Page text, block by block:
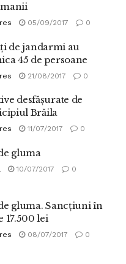
05/09/2017 0
de jandarmi au
45 de persoane
21/08/2017 0
desfăşurate de
Brăila
11/07/2017 0
gluma
10/07/2017 0
gluma. Sancţiuni în
17.500 lei
08/07/2017 0